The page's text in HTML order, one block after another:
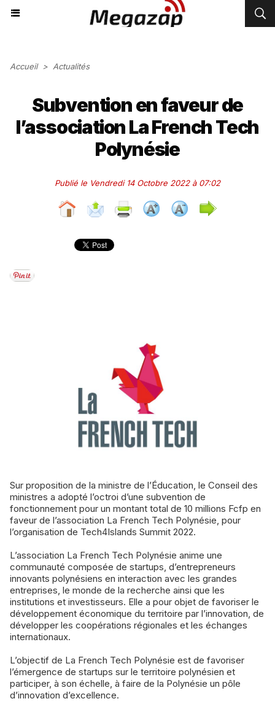
Accueil > Actualités
Subvention en faveur de
l’association La French Tech
Polynésie
Publié le Vendredi 14 Octobre 2022 à 07:02
Sur proposition de la ministre de l’Éducation, le Conseil des
ministres a adopté l’octroi d’une subvention de
fonctionnement pour un montant total de 10 millions Fcfp en
faveur de l’association La French Tech Polynésie, pour
l’organisation de Tech4Islands Summit 2022.
L’association La French Tech Polynésie anime une
communauté composée de startups, d’entrepreneurs
innovants polynésiens en interaction avec les grandes
entreprises, le monde de la recherche ainsi que les
institutions et investisseurs. Elle a pour objet de favoriser le
développement économique du territoire par l’innovation, de
développer les coopérations régionales et les échanges
internationaux.
L’objectif de La French Tech Polynésie est de favoriser
l’émergence de startups sur le territoire polynésien et
participer, à son échelle, à faire de la Polynésie un pôle
d’innovation d’excellence.